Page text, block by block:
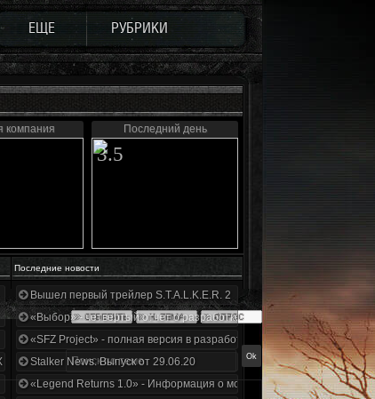
ЕЩЕ РУБРИКИ
компания Последний день
3.5
Последние новости
1.3.5.ООП.МА.К.
Вышел первый трейлер S.T.A.L.K.E.R. 2
«Выбор» - четвертый отчет о разработке!
«SFZ Project» - полная версия в разработке!
Stalker News. Выпуск от 29.06.20
«Legend Returns 1.0» - Информация о моде за июнь 2020